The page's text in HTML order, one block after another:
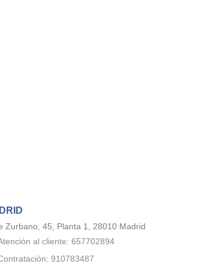
Zurbano, 45, Planta 1, 28010 Madrid
al cliente: 657702894
910783487